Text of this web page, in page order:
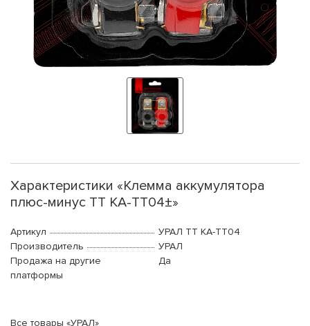
Характеристики «Клемма аккумулятора
плюс-минус ТТ КА-ТТ04±»
Артикул
УРАЛ ТТ КА-ТТ04
Производитель
УРАЛ
Продажа на другие
платформы
Да
Все товары «УРАЛ»